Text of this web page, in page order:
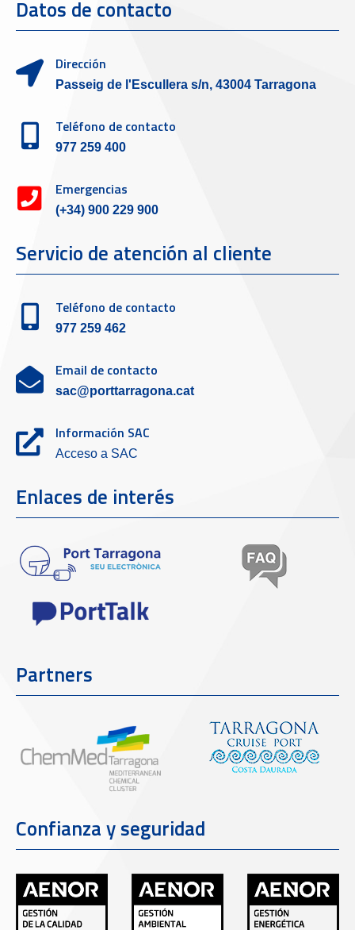
Datos de contacto
Dirección
Passeig de l'Escullera s/n, 43004 Tarragona
Teléfono de contacto
977 259 400
Emergencias
(+34) 900 229 900
Servicio de atención al cliente
Teléfono de contacto
977 259 462
Email de contacto
sac@porttarragona.cat
Información SAC
Acceso a SAC
Enlaces de interés
Partners
Confianza y seguridad